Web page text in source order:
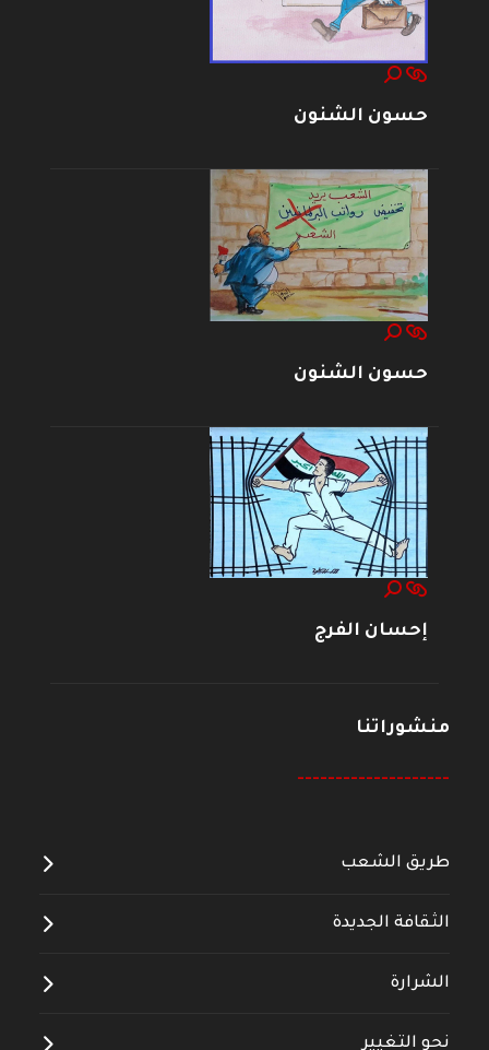
حسون الشنون
حسون الشنون
إحسان الفرج
منشوراتنا
--------------------
طريق الشعب
الثقافة الجديدة
الشرارة
نحو التغيير